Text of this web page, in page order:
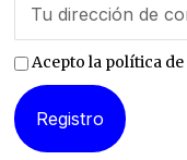
Acepto la política de